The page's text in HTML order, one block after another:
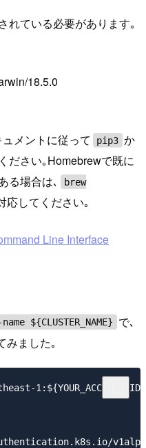
れている必要があります｡
18.5.0
メントに従って pip3 か
ださい｡Homebrewで既に
る場合は､
brew
応してください｡
Line Interface
${CLUSTER_NAME}
で､
みました｡